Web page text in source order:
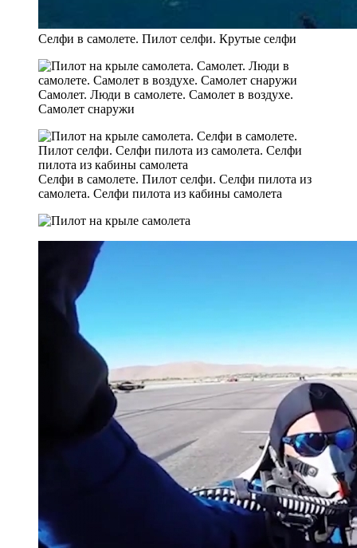
Селфи в самолете. Пилот селфи. Крутые селфи
Самолет. Люди в самолете. Самолет в воздухе.
Самолет снаружи
Селфи в самолете. Пилот селфи. Селфи пилота из
самолета. Селфи пилота из кабины самолета